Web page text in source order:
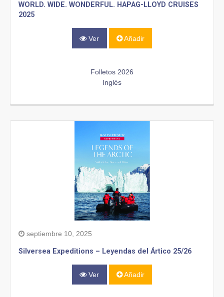
WORLD. WIDE. WONDERFUL. HAPAG-LLOYD CRUISES
2025
Ver Añadir
Folletos 2026
Inglés
septiembre 10, 2025
Silversea Expeditions – Leyendas del Ártico 25/26
Ver Añadir